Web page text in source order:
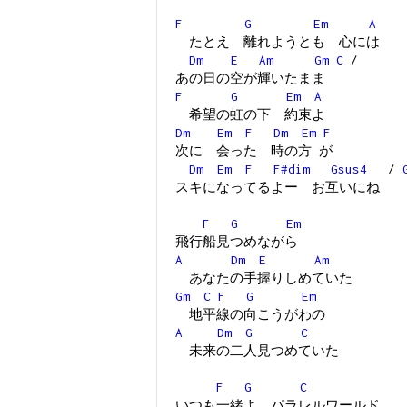
F G Em
A
たとえ 離れようとも 心には
Dm
E Am Gm C /
あの日の空が輝いたまま
F
G Em
A
希望の虹の下 約束よ
Dm
Em F Dm Em F
次に 会った 時の方 が
Dm
Em F F#dim Gsus4 /
スキになってるよー お互いにね
F G
Em
飛行船見つめながら
A
Dm E
Am
あなたの手握りしめていた
Gm
C F G
Em
地平線の向こうがわの
A
Dm G
C
未来の二人見つめていた
F G
C